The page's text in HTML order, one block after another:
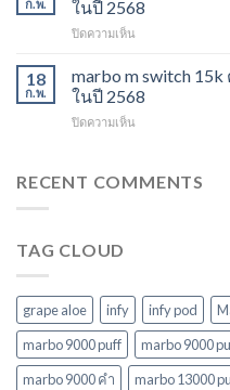
สำหรับ
2568
พลาด
2568
พอต
ใช้
ทิ้ง
หลาก
ตัว
ตอบ
ก.พ. ในปี 2568
ปิดความเห็น
15000
puff
พอต
ใช้
บุหรี่
18
ก.พ.
marbo m switch
ในปี 2568
ปิดความเห็น
switch
นิยม
ใหม่
ล่าสุด
ในปี
2568
RECENT COMMENTS
TAG CLOUD
grape aloe infy infy pod
marbo 9000 puff
marbo 9000
marbo 9000 คํา
marbo 13000